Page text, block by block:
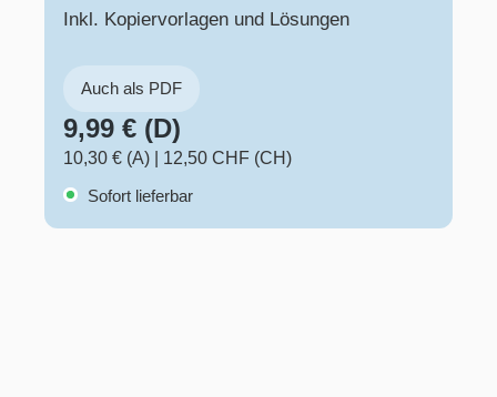
Inkl. Kopiervorlagen und Lösungen
Auch als PDF
9,99 € (D)
10,30 € (A)
12,50 CHF (CH)
Sofort lieferbar